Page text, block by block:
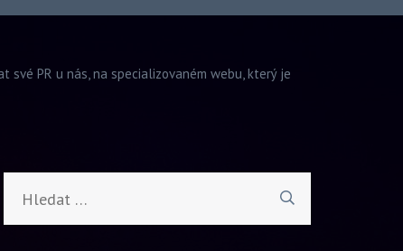
PR u nás, na specializovaném webu, který je